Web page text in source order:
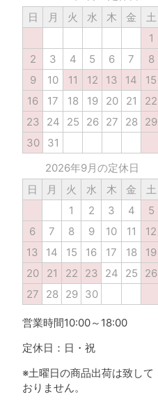
日
月 火 水 木 金
土
1
2
3 4 5 6 7
8
9
10 11 12 13 14
15
16
17 18 19 20 21
22
23
24 25 26 27 28
29
30
31
2026年9月の定休日
日
月 火 水 木 金
土
1
2 3 4
5
6
7 8 9 10 11
12
13
14 15 16 17 18
19
20
21 22 23 24 25
26
27
28 29 30
営業時間10:00～18:00
定休日：日・祝
※土曜日の商品出荷は致して
おりません。